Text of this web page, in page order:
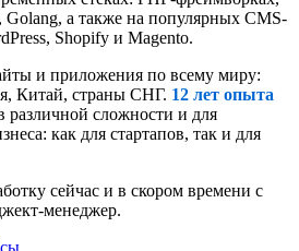
Golang, а также на популярных CMS-
Shopify и Magento.
и приложения по всему миру:
Китай, страны СНГ. 12 лет опыта
различной сложности и для
как для стартапов, так и для
сейчас и в скором времени c
менеджер.